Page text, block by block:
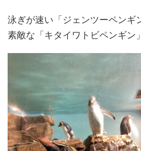
泳ぎが速い「ジェンツーペンギ
素敵な「キタイワトビペンギン」